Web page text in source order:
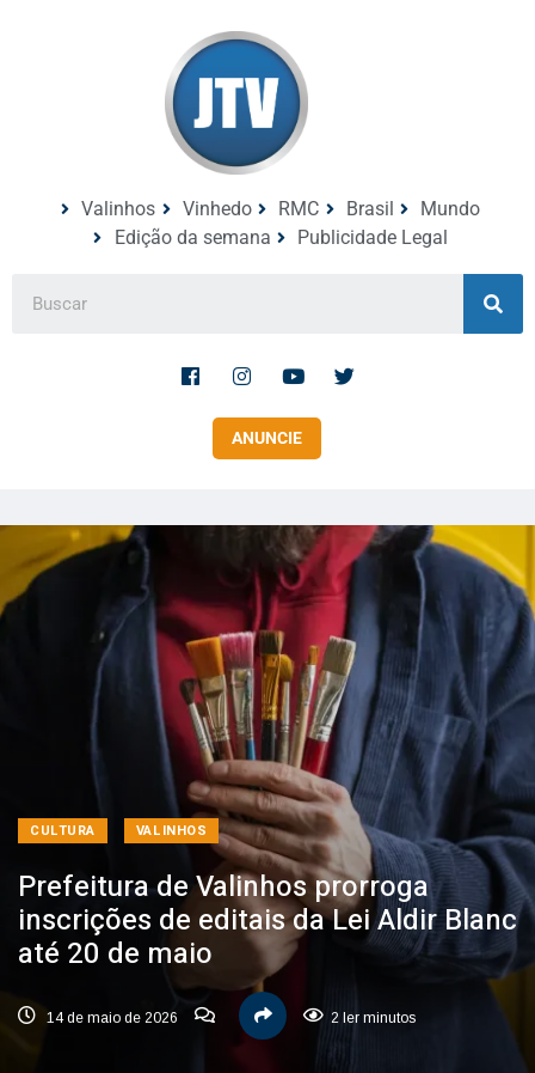
Valinhos Vinhedo RMC Brasil
Mundo
Edição da semana
Publicidade Legal
ANUNCIE
CULTURA VALINHOS
Prefeitura de Valinhos prorroga
inscrições de editais da Lei Aldir Blanc
até 20 de maio
14 de maio de 2026 2 ler minutos